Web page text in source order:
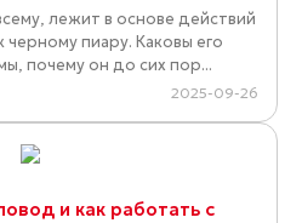
лежит в основе действий
черному пиару. Каковы его
почему он до сих пор...
2025-09-26
и как работать с